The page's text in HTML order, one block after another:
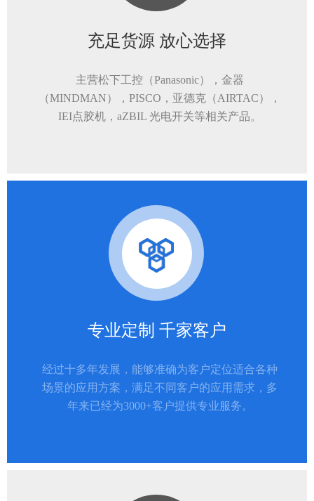
充足货源 放心选择
主营松下工控（Panasonic），金器
（MINDMAN），PISCO，亚德克（AIRTAC），
IEI点胶机，aZBIL 光电开关等相关产品。
专业定制 千家客户
经过十多年发展，能够准确为客户定位适合各种
场景的应用方案，满足不同客户的应用需求，多
年来已经为3000+客户提供专业服务。